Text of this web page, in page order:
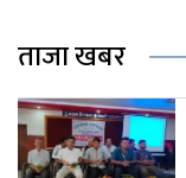
ताजा खबर